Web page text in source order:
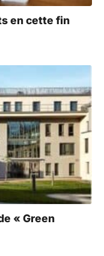
en cette fin
« Green